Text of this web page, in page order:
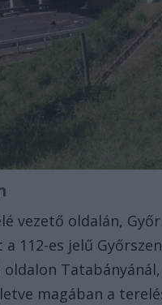
vezető oldalán,
112-es jelű
magában a